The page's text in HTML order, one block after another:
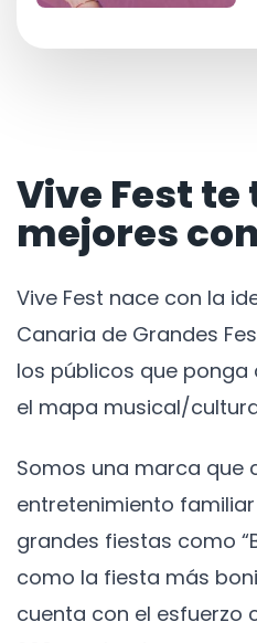
Vive Fest
mejores
Vive Fest nace con la
Canaria de Grandes
los públicos que ponga
el mapa musical/
Somos una marca que
entretenimiento
grandes fiestas como
como la fiesta más
cuenta con el esfuerzo